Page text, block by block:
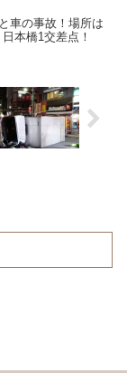
車の事故！場所は
本橋1交差点！